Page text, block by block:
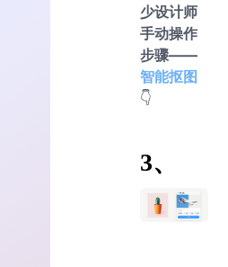
少设计师
手动操作
步骤——
智能抠图
👇
3、